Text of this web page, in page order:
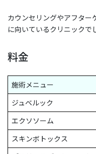
カウンセリングやアフター
に向いているクリニックで
料金
施術メニュー
ジュベルック
エクソソーム
スキンボトックス